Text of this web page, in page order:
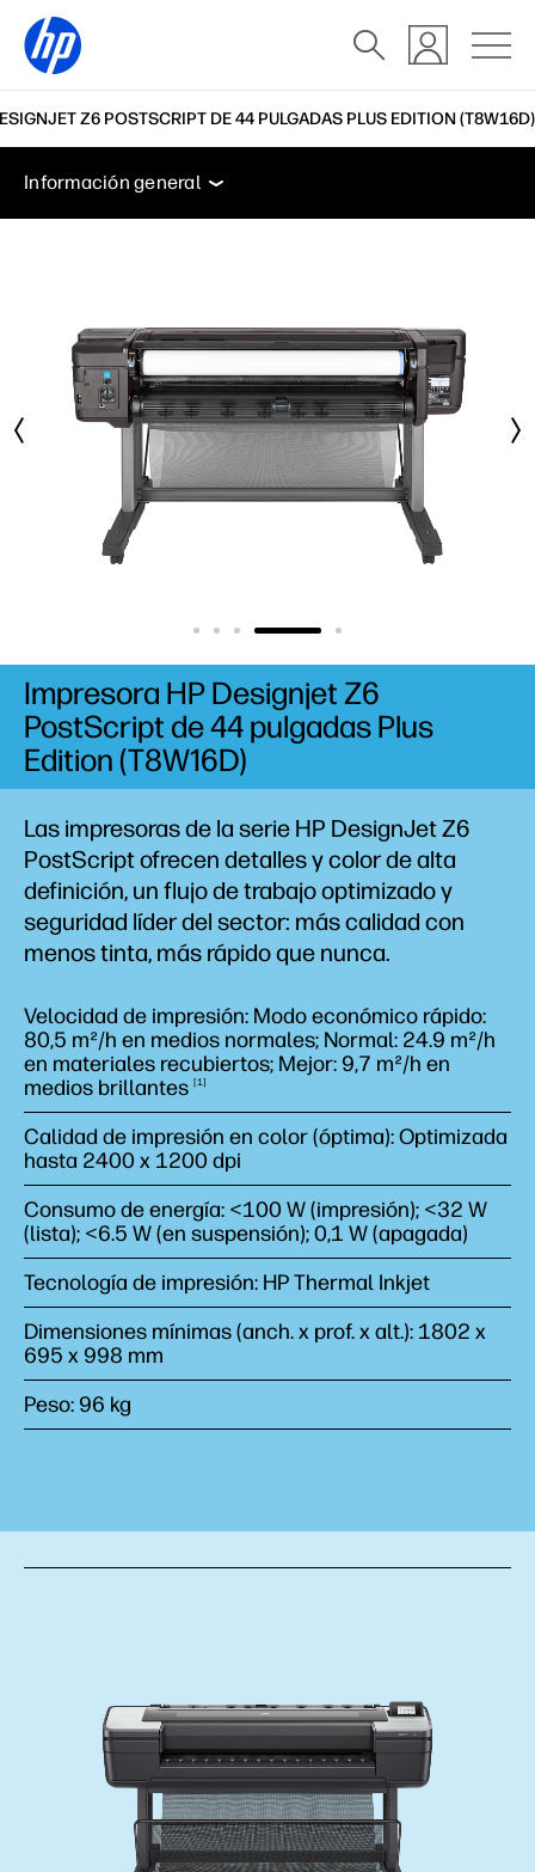
Z6 POSTSCRIPT DE 44 PULGADAS PLUS EDITION (T8W16D)
Información general Especificaciones
Accesorios
Información general
Accesorios
Soporte
Las impresoras de la serie HP DesignJet Z6
PostScript ofrecen detalles y color de alta
definición, un flujo de trabajo optimizado y
seguridad líder del sector: más calidad con
menos tinta, más rápido que nunca.
Velocidad de impresión: Modo económico rápido:
80,5 m²/h en medios normales; Normal: 24.9 m²/h
en materiales recubiertos; Mejor: 9,7 m²/h en
medios brillantes 1
Calidad de impresión en color (óptima): Optimizada
hasta 2400 x 1200 dpi
Consumo de energía: <100 W (impresión); <32 W
(lista); <6.5 W (en suspensión); 0,1 W (apagada)
Tecnología de impresión: HP Thermal Inkjet
Dimensiones mínimas (anch. x prof. x alt.): 1802 x
695 x 998 mm
Peso: 96 kg
Impresora HP Designjet Z6
PostScript de 44 pulgadas Plus
Edition (T8W16D)